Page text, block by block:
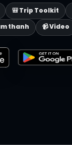
🎒 Trip Toolkit
thanh
📹 Video